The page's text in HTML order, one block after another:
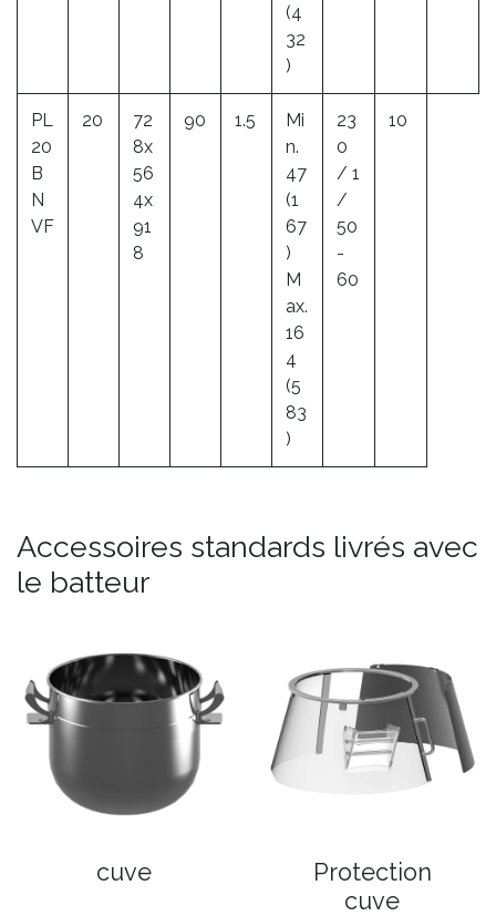
(4
32
)
PL
20
B
N
VF
20
72
8x
56
4x
91
8
90 1.5
Mi
n.
47
(1
67
)
M
ax.
16
4
(5
83
)
23
0
/ 1
/
50
-
60
10
Accessoires standards livrés avec
le batteur
cuve
Protection
cuve